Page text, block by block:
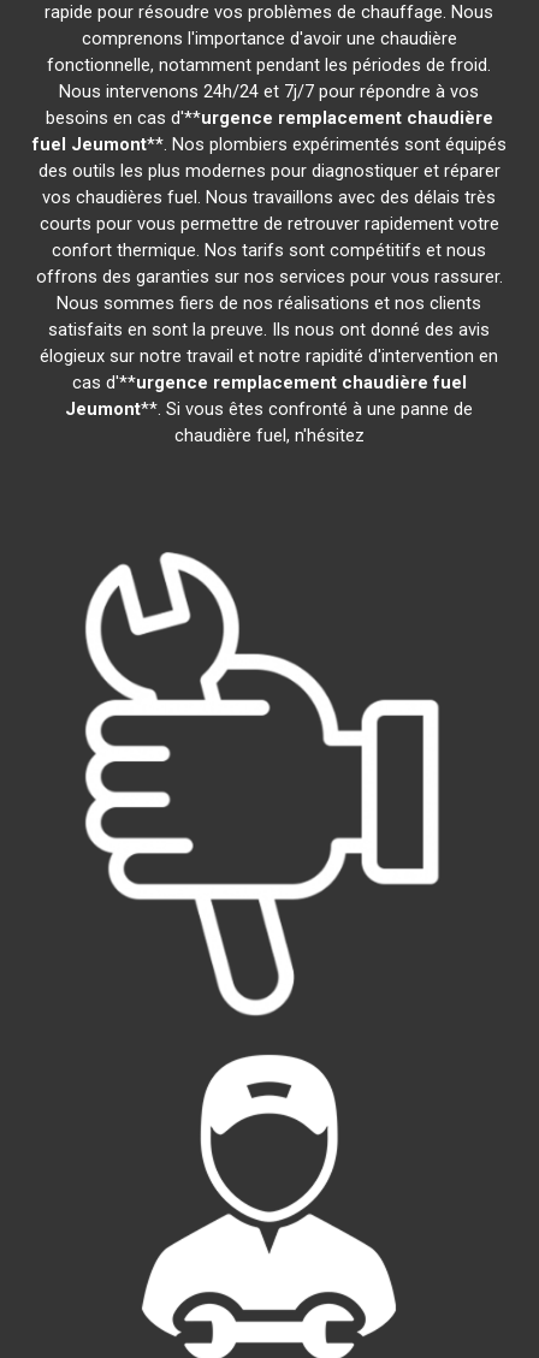
rapide pour résoudre vos problèmes de chauffage. Nous
comprenons l'importance d'avoir une chaudière
fonctionnelle, notamment pendant les périodes de froid.
Nous intervenons 24h/24 et 7j/7 pour répondre à vos
besoins en cas d'**urgence remplacement chaudière
fuel Jeumont**. Nos plombiers expérimentés sont équipés
des outils les plus modernes pour diagnostiquer et réparer
vos chaudières fuel. Nous travaillons avec des délais très
courts pour vous permettre de retrouver rapidement votre
confort thermique. Nos tarifs sont compétitifs et nous
offrons des garanties sur nos services pour vous rassurer.
Nous sommes fiers de nos réalisations et nos clients
satisfaits en sont la preuve. Ils nous ont donné des avis
élogieux sur notre travail et notre rapidité d'intervention en
cas d'**urgence remplacement chaudière fuel
Jeumont**. Si vous êtes confronté à une panne de
chaudière fuel, n'hésitez